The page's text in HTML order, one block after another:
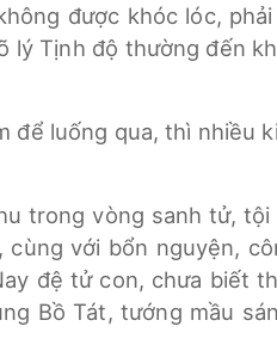
được khóc lóc,
Tịnh độ thường đến
để luống qua, thì nhiều
trong vòng sanh tử,
với bổn nguyện,
đệ tử con, chưa biết
Bồ Tát, tướng mầu